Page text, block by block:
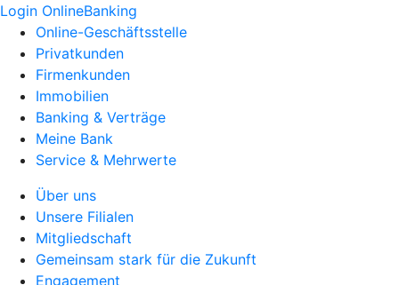
Login OnlineBanking
Online-Geschäftsstelle
Privatkunden
Firmenkunden
Immobilien
Banking & Verträge
Meine Bank
Service & Mehrwerte
Über uns
Unsere Filialen
Mitgliedschaft
Gemeinsam stark für die Zukunft
Engagement